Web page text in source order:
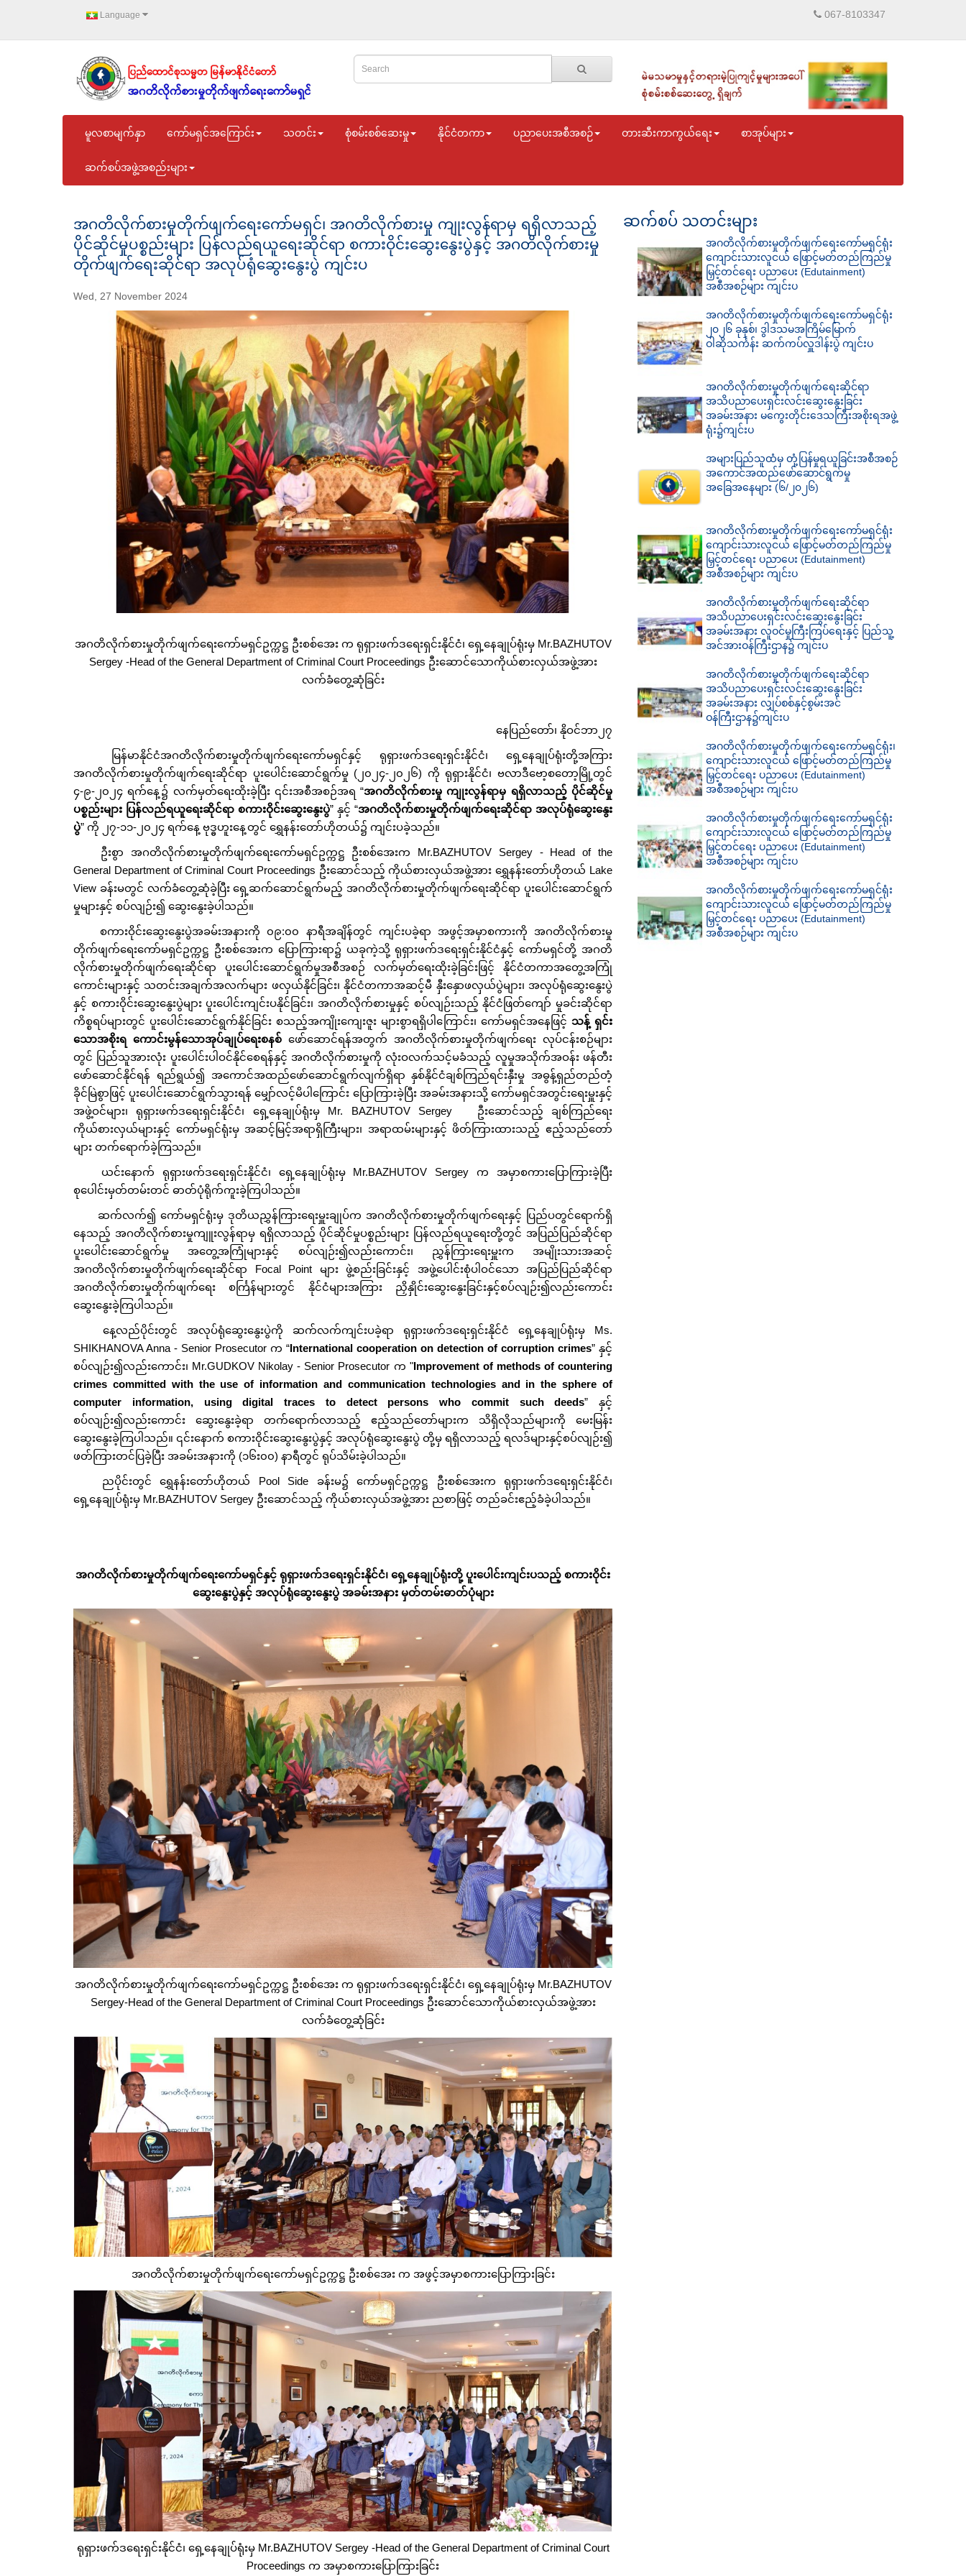
Language 067-8103347
မူလစာမျက်နှာ ကော်မရှင်အကြောင်း သတင်း စုံစမ်းစစ်ဆေးမှု နိုင်ငံတကာ ပညာပေးအစီအစဉ် တားဆီးကာကွယ်ရေး စာအုပ်များ
ဆက်စပ်အဖွဲ့အစည်းများ
အဂတိလိုက်စားမှုတိုက်ဖျက်ရေးကော်မရှင်၊ အဂတိလိုက်စားမှု ကျုးလွန်ရာမှ ရရှိလာသည့်
ပိုင်ဆိုင်မှုပစ္စည်းများ ပြန်လည်ရယူရေးဆိုင်ရာ စကားဝိုင်းဆွေးနွေးပွဲနှင့် အဂတိလိုက်စားမှု
တိုက်ဖျက်ရေးဆိုင်ရာ အလုပ်ရုံဆွေးနွေးပွဲ ကျင်းပ
Wed, 27 November 2024
အဂတိလိုက်စားမှုတိုက်ဖျက်ရေးကော်မရှင်ဥက္ကဋ္ဌ ဦးစစ်အေး က ရုရှားဖက်ဒရေးရှင်းနိုင်ငံ၊ ရှေ့နေချုပ်ရုံးမှ Mr.BAZHUTOV
Sergey -Head of the General Department of Criminal Court Proceedings ဦးဆောင်သောကိုယ်စားလှယ်အဖွဲ့အား
လက်ခံတွေ့ဆုံခြင်း
နေပြည်တော်၊ နိုဝင်ဘာ၂၇
မြန်မာနိုင်ငံအဂတိလိုက်စားမှုတိုက်ဖျက်ရေးကော်မရှင်နှင့် ရုရှားဖက်ဒရေးရှင်းနိုင်ငံ၊ ရှေ့နေချုပ်ရုံးတို့အကြား
အဂတိလိုက်စားမှုတိုက်ဖျက်ရေးဆိုင်ရာ ပူးပေါင်းဆောင်ရွက်မှု (၂၀၂၄-၂၀၂၆) ကို ရုရှားနိုင်ငံ၊ ဗလာဒီဗော့စတော့မြို့တွင်
၄-၉-၂၀၂၄ ရက်နေ့၌ လက်မှတ်ရေးထိုးခဲ့ပြီး ၎င်းအစီအစဉ်အရ “အဂတိလိုက်စားမှု ကျုးလွန်ရာမှ ရရှိလာသည့် ပိုင်ဆိုင်မှု
ပစ္စည်းများ ပြန်လည်ရယူရေးဆိုင်ရာ စကားဝိုင်းဆွေးနွေးပွဲ” နှင့် “အဂတိလိုက်စားမှုတိုက်ဖျက်ရေးဆိုင်ရာ အလုပ်ရုံဆွေးနွေး
ပွဲ” ကို ၂၇-၁၁-၂၀၂၄ ရက်နေ့ ဗုဒ္ဓဟူးနေ့တွင် ရွှေနန်းတော်ဟိုတယ်၌ ကျင်းပခဲ့သည်။
ဦးစွာ အဂတိလိုက်စားမှုတိုက်ဖျက်ရေးကော်မရှင်ဥက္ကဋ္ဌ ဦးစစ်အေးက Mr.BAZHUTOV Sergey - Head of the
General Department of Criminal Court Proceedings ဦးဆောင်သည့် ကိုယ်စားလှယ်အဖွဲ့အား ရွှေနန်းတော်ဟိုတယ် Lake
View ခန်းမတွင် လက်ခံတွေ့ဆုံခဲ့ပြီး ရှေ့ဆက်ဆောင်ရွက်မည့် အဂတိလိုက်စားမှုတိုက်ဖျက်ရေးဆိုင်ရာ ပူးပေါင်းဆောင်ရွက်
မှုများနှင့် စပ်လျဉ်း၍ ဆွေးနွေးခဲ့ပါသည်။
စကားဝိုင်းဆွေးနွေးပွဲအခမ်းအနားကို ၀၉:၀၀ နာရီအချိန်တွင် ကျင်းပခဲ့ရာ အဖွင့်အမှာစကားကို အဂတိလိုက်စားမှု
တိုက်ဖျက်ရေးကော်မရှင်ဥက္ကဋ္ဌ ဦးစစ်အေးက ပြောကြားရာ၌ ယခုကဲ့သို့ ရုရှားဖက်ဒရေးရှင်းနိုင်ငံနှင့် ကော်မရှင်တို့ အဂတိ
လိုက်စားမှုတိုက်ဖျက်ရေးဆိုင်ရာ ပူးပေါင်းဆောင်ရွက်မှုအစီအစဉ် လက်မှတ်ရေးထိုးခဲ့ခြင်းဖြင့် နိုင်ငံတကာအတွေ့အကြုံ
ကောင်းများနှင့် သတင်းအချက်အလက်များ ဖလှယ်နိုင်ခြင်း၊ နိုင်ငံတကာအဆင့်မီ နှီးနှောဖလှယ်ပွဲများ၊ အလုပ်ရုံဆွေးနွေးပွဲ
နှင့် စကားဝိုင်းဆွေးနွေးပွဲများ ပူးပေါင်းကျင်းပနိုင်ခြင်း၊ အဂတိလိုက်စားမှုနှင့် စပ်လျဉ်းသည့် နိုင်ငံဖြတ်ကျော် မှုခင်းဆိုင်ရာ
ကိစ္စရပ်များတွင် ပူးပေါင်းဆောင်ရွက်နိုင်ခြင်း စသည့်အကျိုးကျေးဇူး များစွာရရှိပါကြောင်း၊ ကော်မရှင်အနေဖြင့် သန့် ရှင်း
သောအစိုးရ ကောင်းမွန်သောအုပ်ချုပ်ရေးစနစ် ဖော်ဆောင်ရန်အတွက် အဂတိလိုက်စားမှုတိုက်ဖျက်ရေး လုပ်ငန်းစဉ်များ
တွင် ပြည်သူအားလုံး ပူးပေါင်းပါဝင်နိုင်စေရန်နှင့် အဂတိလိုက်စားမှုကို လုံးဝလက်သင့်မခံသည့် လူမှုအသိုက်အဝန်း ဖန်တီး
ဖော်ဆောင်နိုင်ရန် ရည်ရွယ်၍ အကောင်အထည်ဖော်ဆောင်ရွက်လျက်ရှိရာ နှစ်နိုင်ငံချစ်ကြည်ရင်းနှီးမှု အဓွန့်ရှည်တည်တံ့
ခိုင်မြဲစွာဖြင့် ပူးပေါင်းဆောင်ရွက်သွားရန် မျှော်လင့်မိပါကြောင်း ပြောကြားခဲ့ပြီး အခမ်းအနားသို့ ကော်မရှင်အတွင်းရေးမှူးနှင့်
အဖွဲ့ဝင်များ၊ ရုရှားဖက်ဒရေးရှင်းနိုင်ငံ၊ ရှေ့နေချုပ်ရုံးမှ Mr. BAZHUTOV Sergey ဦးဆောင်သည့် ချစ်ကြည်ရေး
ကိုယ်စားလှယ်များနှင့် ကော်မရှင်ရုံးမှ အဆင့်မြင့်အရာရှိကြီးများ၊ အရာထမ်းများနှင့် ဖိတ်ကြားထားသည့် ဧည့်သည်တော်
များ တက်ရောက်ခဲ့ကြသည်။
ယင်းနောက် ရုရှားဖက်ဒရေးရှင်းနိုင်ငံ၊ ရှေ့နေချုပ်ရုံးမှ Mr.BAZHUTOV Sergey က အမှာစကားပြောကြားခဲ့ပြီး
စုပေါင်းမှတ်တမ်းတင် ဓာတ်ပုံရိုက်ကူးခဲ့ကြပါသည်။
ဆက်လက်၍ ကော်မရှင်ရုံးမှ ဒုတိယညွှန်ကြားရေးမှူးချုပ်က အဂတိလိုက်စားမှုတိုက်ဖျက်ရေးနှင့် ပြည်ပတွင်ရောက်ရှိ
နေသည့် အဂတိလိုက်စားမှုကျူးလွန်ရာမှ ရရှိလာသည့် ပိုင်ဆိုင်မှုပစ္စည်းများ ပြန်လည်ရယူရေးတို့တွင် အပြည်ပြည်ဆိုင်ရာ
ပူးပေါင်းဆောင်ရွက်မှု အတွေ့အကြုံများနှင့် စပ်လျဉ်း၍လည်းကောင်း၊ ညွှန်ကြားရေးမှူးက အမျိုးသားအဆင့်
အဂတိလိုက်စားမှုတိုက်ဖျက်ရေးဆိုင်ရာ Focal Point များ ဖွဲ့စည်းခြင်းနှင့် အဖွဲ့ပေါင်းစုံပါဝင်သော အပြည်ပြည်ဆိုင်ရာ
အဂတိလိုက်စားမှုတိုက်ဖျက်ရေး စင်္ကြန်များတွင် နိုင်ငံများအကြား ညှိနှိုင်းဆွေးနွေးခြင်းနှင့်စပ်လျဉ်း၍လည်းကောင်း
ဆွေးနွေးခဲ့ကြပါသည်။
နေ့လည်ပိုင်းတွင် အလုပ်ရုံဆွေးနွေးပွဲကို ဆက်လက်ကျင်းပခဲ့ရာ ရုရှားဖက်ဒရေးရှင်းနိုင်ငံ ရှေ့နေချုပ်ရုံးမှ Ms.
SHIKHANOVA Anna - Senior Prosecutor က “International cooperation on detection of corruption crimes” နှင့်
စပ်လျဉ်း၍လည်းကောင်း၊ Mr.GUDKOV Nikolay - Senior Prosecutor က "Improvement of methods of countering
crimes committed with the use of information and communication technologies and in the sphere of
computer information, using digital traces to detect persons who commit such deeds” နှင့်
စပ်လျဉ်း၍လည်းကောင်း ဆွေးနွေးခဲ့ရာ တက်ရောက်လာသည့် ဧည့်သည်တော်များက သိရှိလိုသည်များကို မေးမြန်း
ဆွေးနွေးခဲ့ကြပါသည်။ ၎င်းနောက် စကားဝိုင်းဆွေးနွေးပွဲနှင့် အလုပ်ရုံဆွေးနွေးပွဲ တို့မှ ရရှိလာသည့် ရလဒ်များနှင့်စပ်လျဉ်း၍
ဖတ်ကြားတင်ပြခဲ့ပြီး အခမ်းအနားကို (၁၆း၀၀) နာရီတွင် ရုပ်သိမ်းခဲ့ပါသည်။
ညပိုင်းတွင် ရွှေနန်းတော်ဟိုတယ် Pool Side ခန်းမ၌ ကော်မရှင်ဥက္ကဋ္ဌ ဦးစစ်အေးက ရုရှားဖက်ဒရေးရှင်းနိုင်ငံ၊
ရှေ့နေချုပ်ရုံးမှ Mr.BAZHUTOV Sergey ဦးဆောင်သည့် ကိုယ်စားလှယ်အဖွဲ့အား ညစာဖြင့် တည်ခင်းဧည့်ခံခဲ့ပါသည်။
အဂတိလိုက်စားမှုတိုက်ဖျက်ရေးကော်မရှင်နှင့် ရုရှားဖက်ဒရေးရှင်းနိုင်ငံ၊ ရှေ့နေချုပ်ရုံးတို့ ပူးပေါင်းကျင်းပသည့် စကားဝိုင်း
ဆွေးနွေးပွဲနှင့် အလုပ်ရုံဆွေးနွေးပွဲ အခမ်းအနား မှတ်တမ်းဓာတ်ပုံများ
အဂတိလိုက်စားမှုတိုက်ဖျက်ရေးကော်မရှင်ဥက္ကဋ္ဌ ဦးစစ်အေး က ရုရှားဖက်ဒရေးရှင်းနိုင်ငံ၊ ရှေ့နေချုပ်ရုံးမှ Mr.BAZHUTOV
Sergey-Head of the General Department of Criminal Court Proceedings ဦးဆောင်သောကိုယ်စားလှယ်အဖွဲ့အား
လက်ခံတွေ့ဆုံခြင်း
အဂတိလိုက်စားမှုတိုက်ဖျက်ရေးကော်မရှင်ဥက္ကဋ္ဌ ဦးစစ်အေး က အဖွင့်အမှာစကားပြောကြားခြင်း
ရုရှားဖက်ဒရေးရှင်းနိုင်ငံ၊ ရှေ့နေချုပ်ရုံးမှ Mr.BAZHUTOV Sergey -Head of the General Department of Criminal Court
Proceedings က အမှာစကားပြောကြားခြင်း
ဆက်စပ် သတင်းများ
အဂတိလိုက်စားမှုတိုက်ဖျက်ရေးကော်မရှင်ရုံး
ကျောင်းသားလူငယ် ဖြောင့်မတ်တည်ကြည်မှု
မြှင့်တင်ရေး ပညာပေး (Edutainment)
အစီအစဉ်များ ကျင်းပ
အဂတိလိုက်စားမှုတိုက်ဖျက်ရေးကော်မရှင်ရုံး
၂၀၂၆ ခုနှစ်၊ ဒွါဒသမအကြိမ်မြောက်
ဝါဆိုသင်္ကန်း ဆက်ကပ်လှူဒါန်းပွဲ ကျင်းပ
အဂတိလိုက်စားမှုတိုက်ဖျက်ရေးဆိုင်ရာ
အသိပညာပေးရှင်းလင်းဆွေးနွေးခြင်း
အခမ်းအနား မကွေးတိုင်းဒေသကြီးအစိုးရအဖွဲ့
ရုံး၌ကျင်းပ
အများပြည်သူထံမှ တုံ့ပြန်မှုရယူခြင်းအစီအစဉ်
အကောင်အထည်ဖော်ဆောင်ရွက်မှု
အခြေအနေများ (၆/၂၀၂၆)
အဂတိလိုက်စားမှုတိုက်ဖျက်ရေးကော်မရှင်ရုံး
ကျောင်းသားလူငယ် ဖြောင့်မတ်တည်ကြည်မှု
မြှင့်တင်ရေး ပညာပေး (Edutainment)
အစီအစဉ်များ ကျင်းပ
အဂတိလိုက်စားမှုတိုက်ဖျက်ရေးဆိုင်ရာ
အသိပညာပေးရှင်းလင်းဆွေးနွေးခြင်း
အခမ်းအနား လူဝင်မှုကြီးကြပ်ရေးနှင့် ပြည်သူ့
အင်အားဝန်ကြီးဌာန၌ ကျင်းပ
အဂတိလိုက်စားမှုတိုက်ဖျက်ရေးဆိုင်ရာ
အသိပညာပေးရှင်းလင်းဆွေးနွေးခြင်း
အခမ်းအနား လျှပ်စစ်နှင့်စွမ်းအင်
ဝန်ကြီးဌာန၌ကျင်းပ
အဂတိလိုက်စားမှုတိုက်ဖျက်ရေးကော်မရှင်ရုံး၊
ကျောင်းသားလူငယ် ဖြောင့်မတ်တည်ကြည်မှု
မြှင့်တင်ရေး ပညာပေး (Edutainment)
အစီအစဉ်များ ကျင်းပ
အဂတိလိုက်စားမှုတိုက်ဖျက်ရေးကော်မရှင်ရုံး
ကျောင်းသားလူငယ် ဖြောင့်မတ်တည်ကြည်မှု
မြှင့်တင်ရေး ပညာပေး (Edutainment)
အစီအစဉ်များ ကျင်းပ
အဂတိလိုက်စားမှုတိုက်ဖျက်ရေးကော်မရှင်ရုံး
ကျောင်းသားလူငယ် ဖြောင့်မတ်တည်ကြည်မှု
မြှင့်တင်ရေး ပညာပေး (Edutainment)
အစီအစဉ်များ ကျင်းပ